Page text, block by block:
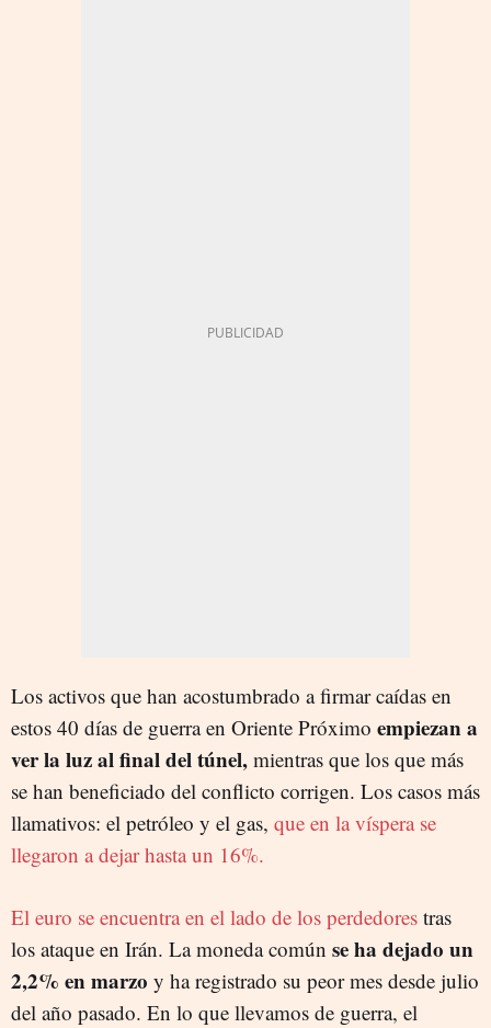
Los activos que han acostumbrado a firmar caídas en
estos 40 días de guerra en Oriente Próximo empiezan a
ver la luz al final del túnel, mientras que los que más
se han beneficiado del conflicto corrigen. Los casos más
llamativos: el petróleo y el gas, que en la víspera se
llegaron a dejar hasta un 16%.
El euro se encuentra en el lado de los perdedores tras
los ataque en Irán. La moneda común se ha dejado un
2,2% en marzo y ha registrado su peor mes desde julio
del año pasado. En lo que llevamos de guerra, el